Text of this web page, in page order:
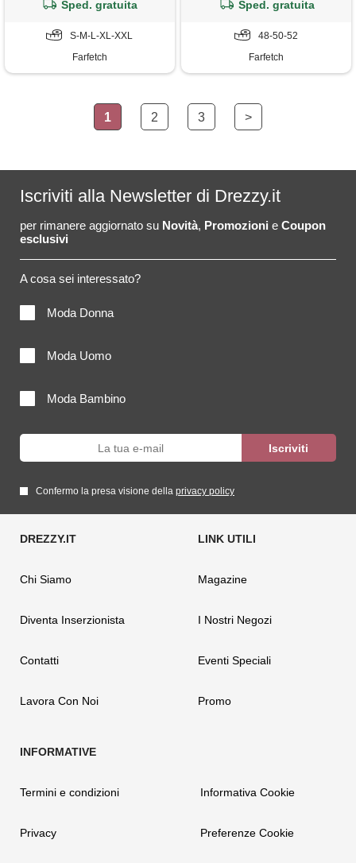
Sped. gratuita
S-M-L-XL-XXL
Farfetch
Sped. gratuita
48-50-52
Farfetch
1 2 3 >
Iscriviti alla Newsletter di Drezzy.it
per rimanere aggiornato su Novità, Promozioni e Coupon
esclusivi
A cosa sei interessato?
Moda Donna
Moda Uomo
Moda Bambino
Confermo la presa visione della privacy policy
Chi Siamo
Diventa Inserzionista
Contatti
Lavora Con Noi
Magazine
I Nostri Negozi
Eventi Speciali
Promo
Termini e condizioni
Privacy
Informativa Cookie
Preferenze Cookie